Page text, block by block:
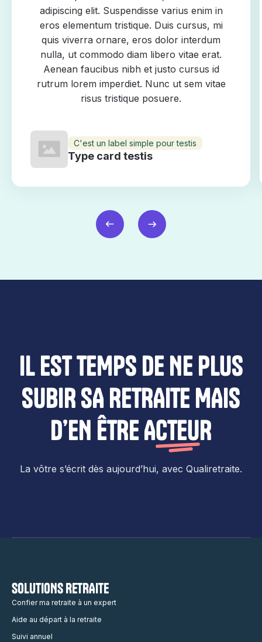
adipiscing elit. Suspendisse varius enim in
eros elementum tristique. Duis cursus, mi
quis viverra ornare, eros dolor interdum
nulla, ut commodo diam libero vitae erat.
Aenean faucibus nibh et justo cursus id
rutrum lorem imperdiet. Nunc ut sem vitae
risus tristique posuere.
C'est un label simple pour testis
Type card testis
IL EST TEMPS DE NE PLUS
SUBIR SA RETRAITE MAIS
D’EN ÊTREACTEUR
La vôtre s’écrit dès aujourd’hui, avec Qualiretraite.
SOLUTIONS RETRAITE
Confier ma retraite à un expert
Aide au départ à la retraite
Suivi annuel